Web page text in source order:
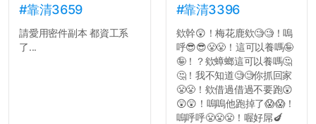
#靠清3659
請愛用密件副本 都資工系
了...
#靠清3396
欸幹😲！梅花鹿欸🧐🧐！嗚
呼😎😎😤😤！這可以養嗎🤪
🤪！？欸蟑螂這可以養嗎🤔
🤔！我不知道🧐🧐你抓回家
😤😤！欸借過借過不要跑😲
😲😲！嗚嗚他跑掉了😱😱！
嗚呼呼😤😤😤！喔好屌🍆